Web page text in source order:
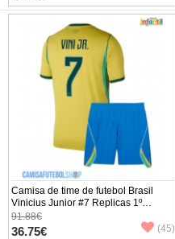
Camisa de time de futebol Brasil
Vinicius Junior #7 Replicas 1º
Equipamento Infantil Mundo 2026
Manga Curta (+ Calças curtas)
91.88€
36.75€ (45)